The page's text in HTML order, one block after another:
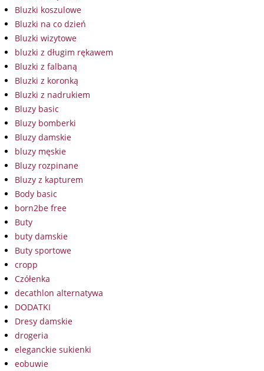
Bluzki koszulowe
Bluzki na co dzień
Bluzki wizytowe
bluzki z długim rękawem
Bluzki z falbaną
Bluzki z koronką
Bluzki z nadrukiem
Bluzy basic
Bluzy bomberki
Bluzy damskie
bluzy męskie
Bluzy rozpinane
Bluzy z kapturem
Body basic
born2be free
Buty
buty damskie
Buty sportowe
cropp
Czółenka
decathlon alternatywa
DODATKI
Dresy damskie
drogeria
eleganckie sukienki
eobuwie